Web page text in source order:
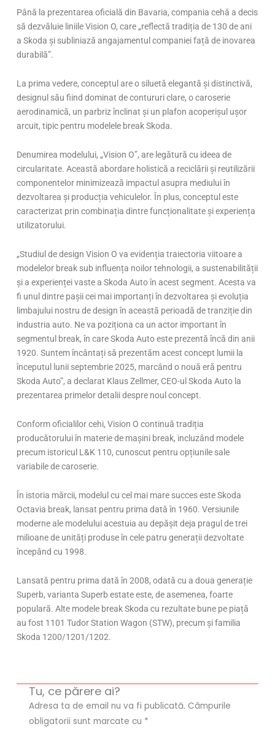
Până la prezentarea oficială din Bavaria, compania cehă a decis
să dezvăluie liniile Vision O, care „reflectă tradiția de 130 de ani
a Skoda și subliniază angajamentul companiei față de inovarea
durabilă”.
La prima vedere, conceptul are o siluetă elegantă și distinctivă,
designul său fiind dominatde contururiclare, o caroserie
aerodinamică, un parbrizînclinat și un plafon acoperișul ușor
arcuit, tipic pentru modelele breakSkoda.
Denumirea modelului, „Vision O”, are legătură cu ideea de
circularitate. Această abordare holistică a reciclării și reutilizării
componentelor minimizează impactul asupra mediuluiîn
dezvoltarea și producția vehiculelor. În plus, conceptul este
caracterizat prin combinația dintre funcționalitate și experiența
utilizatorului.
„Studiul de designVision O va evidenția traiectoria viitoare a
modelelor break sub influența noilor tehnologii, a sustenabilității
și a experienței vaste a Skoda Autoîn acest segment. Acesta va
fi unul dintre pașii cei mai importanțiîn dezvoltarea și evoluția
limbajului nostru de designîn această perioadă de tranziție din
industria auto. Ne va poziționa ca un actor importantîn
segmentul break, în careSkoda Auto este prezentăîncă din anii
1920. Suntemîncântați să prezentăm acest concept lumii la
începutul lunii septembrie 2025, marcând o nouă eră pentru
Skoda Auto”, a declarat KlausZellmer, CEO-ul Skoda Auto la
prezentarea primelor detalii despre noul concept.
Conform oficialilor cehi, Vision O continuă tradiția
producătoruluiîn materie de mașini break, incluzând modele
precum istoricul L&K 110, cunoscut pentru opțiunile sale
variabile de caroserie.
În istoria mărcii, modelul cu cel mai mare succes este Skoda
Octavia break, lansat pentru prima datăîn 1960. Versiunile
moderne ale modeluluiacestuia au depășit deja pragul de trei
milioane de unități produseîncele patru generații dezvoltate
începând cu 1998.
Lansată pentru prima datăîn 2008, odată cu a doua generație
Superb, varianta Superb estate este, de asemenea, foarte
populară. Alte modele break Skoda cu rezultate bune pe piață
au fost 1101 Tudor Station Wagon (STW), precum și familia
Skoda 1200/1201/1202.
Tu, ce părere ai?
Adresa ta de email nu va fi publicată. Câmpurile
obligatorii sunt marcate cu *